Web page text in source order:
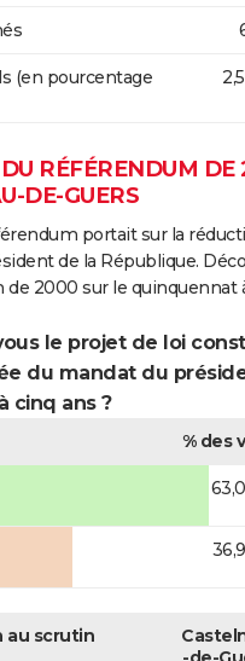
(en pourcentage
RÉFÉRENDUM
DE-GUERS
portait sur la
de la République.
2000 sur le quinquennat
le projet de loi
du mandat du
cinq ans ?
% des
au scrutin